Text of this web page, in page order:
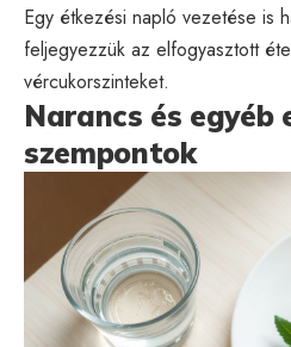
Egy étkezési napló vezetése is
feljegyezzük az elfogyasztott
vércukorszinteket.
Narancs és egyéb
szempontok